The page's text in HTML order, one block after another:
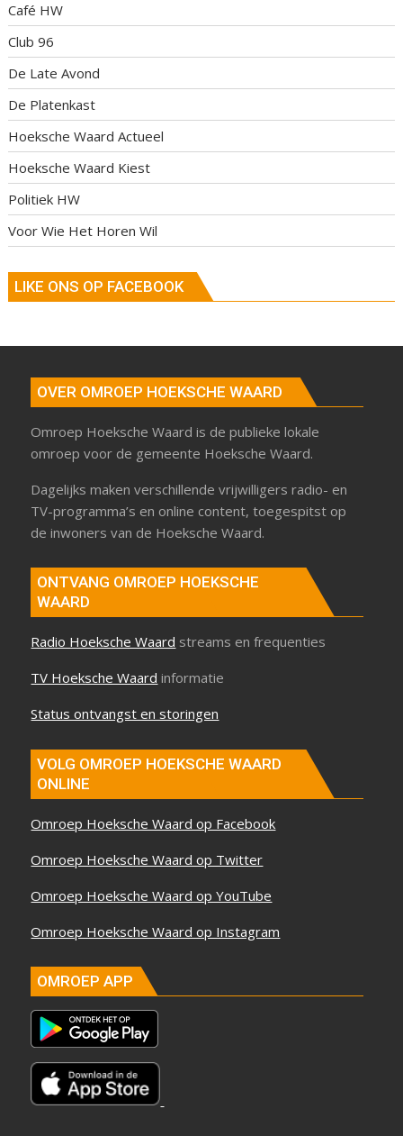
Café HW
Club 96
De Late Avond
De Platenkast
Hoeksche Waard Actueel
Hoeksche Waard Kiest
Politiek HW
Voor Wie Het Horen Wil
LIKE ONS OP FACEBOOK
OVER OMROEP HOEKSCHE WAARD
Omroep Hoeksche Waard is de publieke lokale
omroep voor de gemeente Hoeksche Waard.
Dagelijks maken verschillende vrijwilligers radio- en
TV-programma’s en online content, toegespitst op
de inwoners van de Hoeksche Waard.
ONTVANG OMROEP HOEKSCHE
WAARD
Radio Hoeksche Waard streams en frequenties
TV Hoeksche Waard informatie
Status ontvangst en storingen
VOLG OMROEP HOEKSCHE WAARD
ONLINE
Omroep Hoeksche Waard op Facebook
Omroep Hoeksche Waard op Twitter
Omroep Hoeksche Waard op YouTube
Omroep Hoeksche Waard op Instagram
OMROEP APP